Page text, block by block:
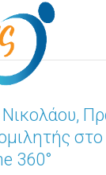
στο
360°